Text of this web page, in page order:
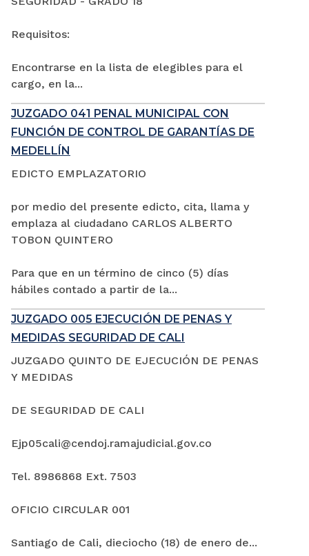
Requisitos:
Encontrarse en la lista de elegibles para el
cargo, en la...
JUZGADO 041 PENAL MUNICIPAL CON
FUNCIÓN DE CONTROL DE GARANTÍAS DE
MEDELLÍN
EDICTO EMPLAZATORIO
por medio del presente edicto, cita, llama y
emplaza al ciudadano CARLOS ALBERTO
TOBON QUINTERO
Para que en un término de cinco (5) días
hábiles contado a partir de la...
JUZGADO 005 EJECUCIÓN DE PENAS Y
MEDIDAS SEGURIDAD DE CALI
JUZGADO QUINTO DE EJECUCIÓN DE PENAS
Y MEDIDAS
DE SEGURIDAD DE CALI
Ejp05cali@cendoj.ramajudicial.gov.co
Tel. 8986868 Ext. 7503
OFICIO CIRCULAR 001
Santiago de Cali, dieciocho (18) de enero de...